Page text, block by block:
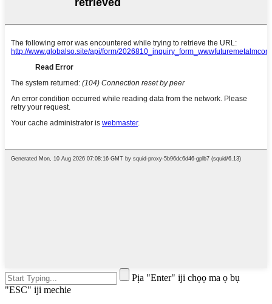
Pịa "Enter" iji chọọ ma ọ bụ
"ESC" iji mechie